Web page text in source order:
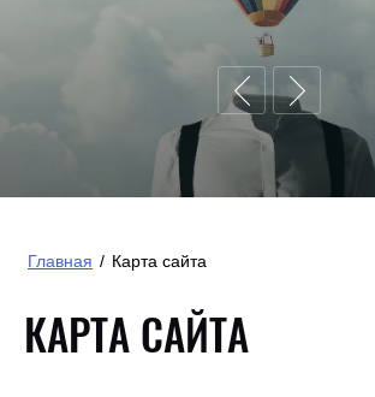
В МОСКВЕ И МО
Главная / Карта сайта
КАРТА САЙТА